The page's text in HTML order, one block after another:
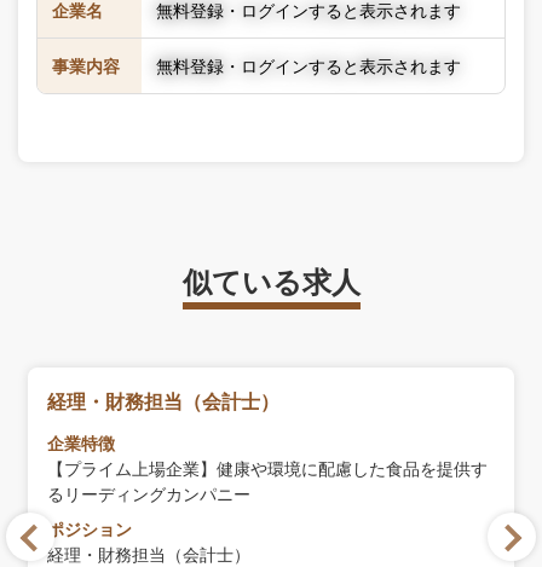
企業名 無料登録・ログインすると表示されます
事業内容 無料登録・ログインすると表示されます
似ている求人
経理・財務担当（会計士）
企業特徴
【プライム上場企業】健康や環境に配慮した食品を提供す
るリーディングカンパニー
ポジション
経理・財務担当（会計士）